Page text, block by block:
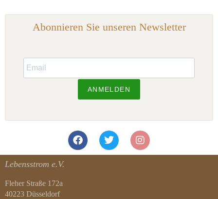
Abonnieren Sie unseren Newsletter
ANMELDEN
Lebensstrom e.V.
Fleher Straße 172a
40223 Düsseldorf